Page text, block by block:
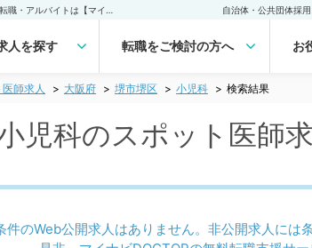
自治体・公共団体採
人を探す 転職をご検討の方へ お
師求人 大阪府 堺市堺区 小児科 検索結果
児科のスポット医師
件のWeb公開求人はありません。非公開求人には